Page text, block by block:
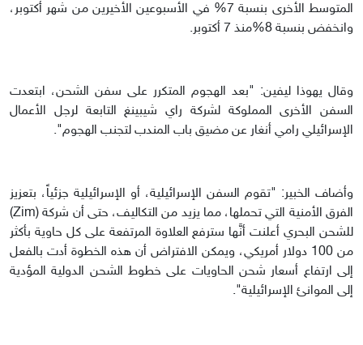
المتوسط الأخرى بنسبة 7% في الأسبوعين الأخيرين من شهر أكتوبر،
وانخفض بنسبة 8%منذ 7 أكتوبر.
وقال يهوذا ليفين: "بعد الهجوم المتكرر على سفن الشحن، ابتعدت
السفن الأخرى المملوكة لشركة راي شيبينغ التابعة لرجل الأعمال
الإسرائيلي رامي أنغار عن مضيق باب المندب لتجنب الهجوم".
وأضاف الخبير: "تقوم السفن الإسرائيلية، أو الإسرائيلية جزئياً، بتعزيز
الفرق الأمنية التي تحملها، مما يزيد من التكاليف، حتى أن شركة (Zim)
للشحن البحري أعلنت أنَّها سترفع العلاوة المرتفعة على كل حاوية بأكثر
من 100 دولار أمريكي، ويمكن الافتراض أن هذه الخطوة أدت بالفعل
إلى ارتفاع أسعار شحن الحاويات على خطوط الشحن الدولية المؤدية
إلى الموانئ الإسرائيلية".